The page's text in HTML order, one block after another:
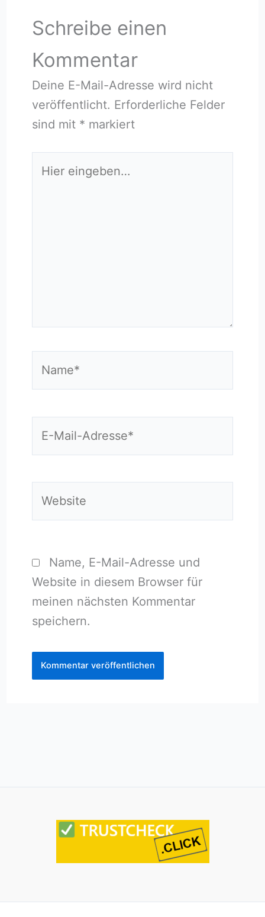
Schreibe einen
Kommentar
Deine E-Mail-Adresse wird nicht
veröffentlicht. Erforderliche Felder
sind mit * markiert
eingeben…
Name, E-Mail-Adresse und
Website in diesem Browser für
meinen nächsten Kommentar
speichern.